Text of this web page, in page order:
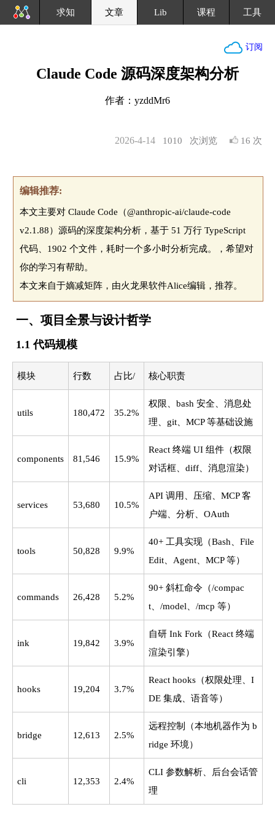
求知 文章 Lib 课程 工具
订阅
Claude Code 源码深度架构分析
作者：yzddMr6
1010 次浏览 16 次
2026-4-14
编辑推荐:
本文主要对 Claude Code（@anthropic-ai/claude-code
v2.1.88）源码的深度架构分析，基于 51 万行 TypeScript
代码、1902 个文件，耗时一个多小时分析完成。，希望对
你的学习有帮助。
本文来自于嫡减矩阵，由火龙果软件Alice编辑，推荐。
一、项目全景与设计哲学
1.1 代码规模
模块 行数 占比/ 核心职责
utils 180,472 35.2%
权限、bash 安全、消息处
理、git、MCP 等基础设施
components 81,546 15.9%
React 终端 UI 组件（权限
对话框、diff、消息渲染）
services 53,680 10.5%
API 调用、压缩、MCP 客
户端、分析、OAuth
tools 50,828 9.9%
40+ 工具实现（Bash、File
Edit、Agent、MCP 等）
commands 26,428 5.2%
90+ 斜杠命令（/compac
t、/model、/mcp 等）
ink 19,842 3.9%
自研 Ink Fork（React 终端
渲染引擎）
hooks 19,204 3.7%
React hooks（权限处理、I
DE 集成、语音等）
bridge 12,613 2.5%
远程控制（本地机器作为 b
ridge 环境）
cli 12,353 2.4%
CLI 参数解析、后台会话管
理